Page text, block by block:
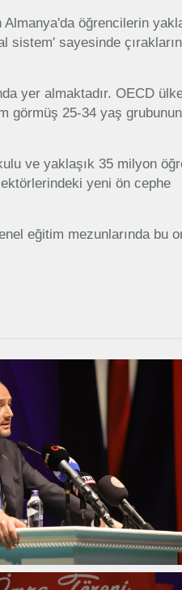
öğrencilerin
sistem' sayesinde çırakların
yer almaktadır. OECD
görmüş 25-34 yaş grubunun
ve yaklaşık 35 milyon
yeni ön cephe
eğitim mezunlarında bu